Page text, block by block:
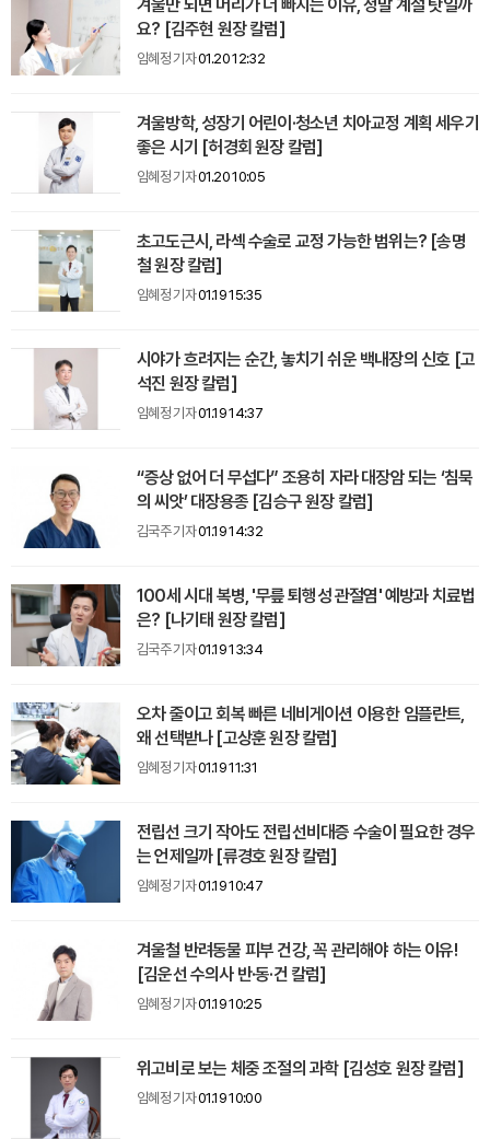
겨울만 되면 머리가 더 빠지는 이유, 정말 계절 탓일까
요? [김주현 원장 칼럼]
임혜정 기자01.20 12:32
겨울방학, 성장기 어린이·청소년 치아교정 계획 세우기
좋은 시기 [허경회 원장 칼럼]
임혜정 기자01.20 10:05
초고도근시, 라섹 수술로 교정 가능한 범위는? [송명
철 원장 칼럼]
임혜정 기자01.19 15:35
시야가 흐려지는 순간, 놓치기 쉬운 백내장의 신호 [고
석진 원장 칼럼]
임혜정 기자01.19 14:37
“증상 없어 더 무섭다” 조용히 자라 대장암 되는 ‘침묵
의 씨앗’ 대장용종 [김승구 원장 칼럼]
김국주 기자01.19 14:32
100세 시대 복병, '무릎 퇴행성 관절염' 예방과 치료법
은? [나기태 원장 칼럼]
김국주 기자01.19 13:34
오차 줄이고 회복 빠른 네비게이션 이용한 임플란트,
왜 선택받나 [고상훈 원장 칼럼]
임혜정 기자01.19 11:31
전립선 크기 작아도 전립선비대증 수술이 필요한 경우
는 언제일까 [류경호 원장 칼럼]
임혜정 기자01.19 10:47
겨울철 반려동물 피부 건강, 꼭 관리해야 하는 이유!
[김운선 수의사 반·동·건 칼럼]
임혜정 기자01.19 10:25
위고비로 보는 체중 조절의 과학 [김성호 원장 칼럼]
임혜정 기자01.19 10:00